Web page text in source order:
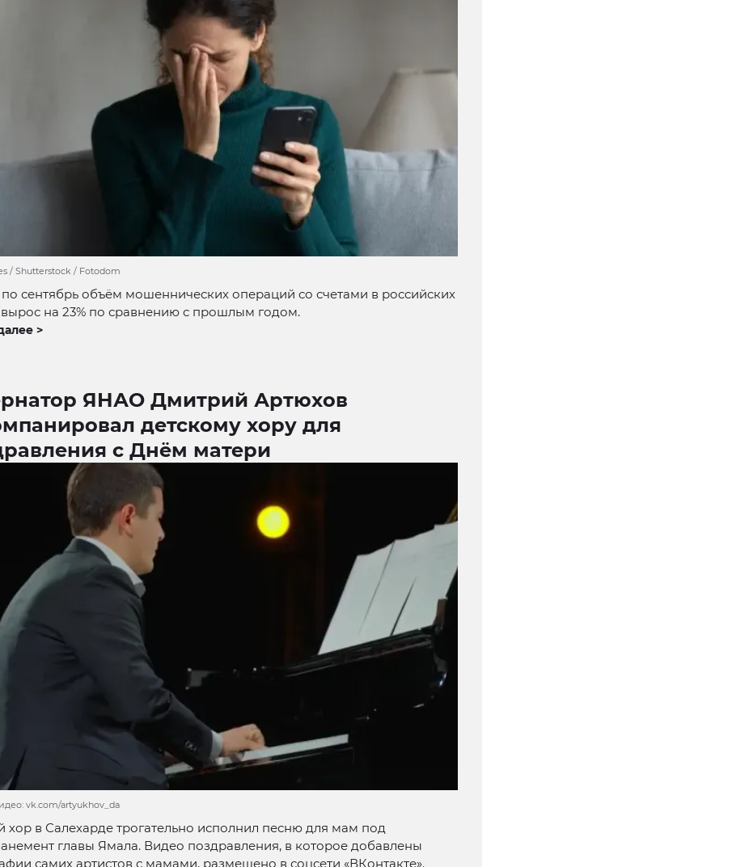
/ Shutterstock / Fotodom
сентябрь объём мошеннических операций со счетами в российских
вырос на 23% по сравнению с прошлым годом.
>
ЯНАО Дмитрий Артюхов
детскому хору для
с Днём матери
vk.com/artyukhov_da
хор в Салехарде трогательно исполнил песню для мам под
главы Ямала. Видео поздравления, в которое добавлены
самих артистов с мамами, размещено в соцсети «ВКонтакте».